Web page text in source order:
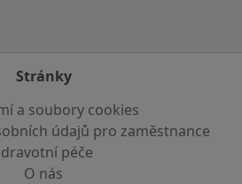
Stránky
a soubory cookies
údajů pro zaměstnance
péče
O nás